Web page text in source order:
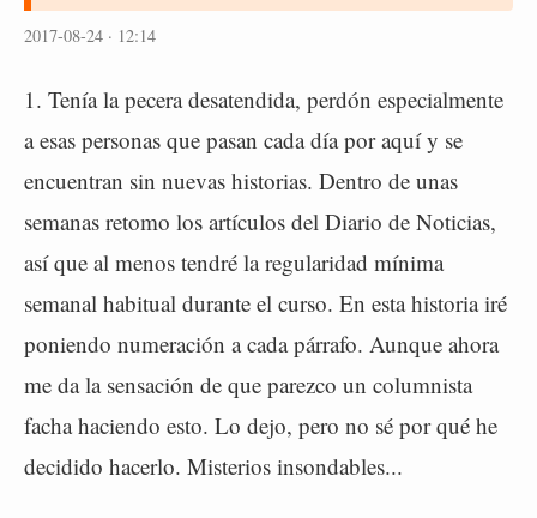
2017-08-24 · 12:14
1. Tenía la pecera desatendida, perdón especialmente
a esas personas que pasan cada día por aquí y se
encuentran sin nuevas historias. Dentro de unas
semanas retomo los artículos del Diario de Noticias,
así que al menos tendré la regularidad mínima
semanal habitual durante el curso. En esta historia iré
poniendo numeración a cada párrafo. Aunque ahora
me da la sensación de que parezco un columnista
facha haciendo esto. Lo dejo, pero no sé por qué he
decidido hacerlo. Misterios insondables...